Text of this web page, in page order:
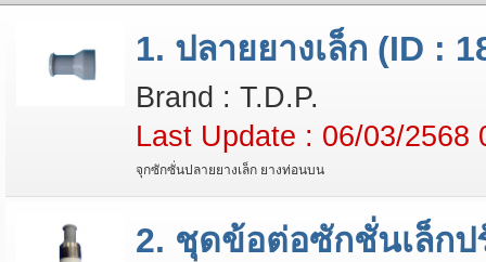
1. ปลายยางเล็ก (ID :
Brand : T.D.P.
Last Update : 06/03/2568
จุกซักซั่นปลายยางเล็ก ยางท่อนบน
2. ชุดข้อต่อซักชั่นเล็กป